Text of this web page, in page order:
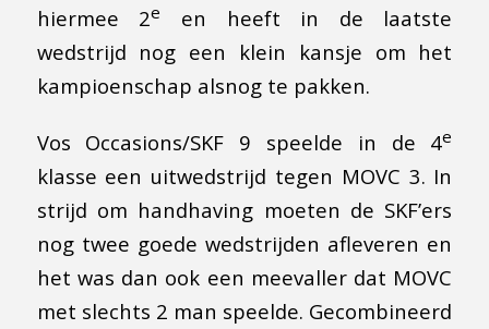
hiermee 2e
en heeft in de laatste
wedstrijd nog een klein kansje om het
kampioenschap alsnog te pakken.
Vos Occasions/SKF 9 speelde in de 4e
klasse een uitwedstrijd tegen MOVC 3. In
strijd om handhaving moeten de SKF’ers
nog twee goede wedstrijden afleveren en
het was dan ook een meevaller dat MOVC
met slechts 2 man speelde. Gecombineerd